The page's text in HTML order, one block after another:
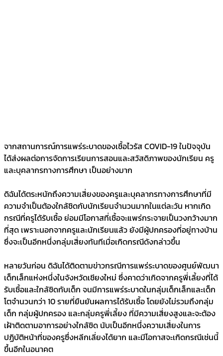
จากสถานการณ์การแพร่ระบาดของเชื้อไวรัส COVID-19 ในปัจจุบัน
ได้ส่งผลต่อการจัดการเรียนการสอนและสวัสดิภาพของนักเรียน ครู
และบุคลากรทางการศึกษา เป็นอย่างมาก
ดิฉันได้ตระหนักถึงความเสี่ยงของครูและบุคลากรทางการศึกษาที่มี
ความจำเป็นต้องใกล้ชิดกับนักเรียนจำนวนมากในแต่ละวัน หากเกิด
กรณีที่ครูได้รับเชื้อ ย่อมมีโอกาสที่เชื้อจะแพร่กระจายเป็นวงกว้างมาก
ที่สุด เพราะนอกจากครูและนักเรียนแล้ว ยังมีผู้ปกครองที่อยู่ทางบ้าน
ซึ่งจะเป็นอีกหนึ่งกลุ่มเสี่ยงทันทีเมื่อเกิดกรณีดังกล่าวขึ้น
หลายวันก่อน ดิฉันได้ติดตามข่าวกรณีการแพร่ระบาดของศูนย์พัฒนา
เด็กเล็กแห่งหนึ่งในจังหวัดเชียงใหม่ ซึ่งคาดว่าเกิดจากครูพี่เลี้ยงที่ได้
รับเชื้อและใกล้ชิดกับเด็ก จนมีการแพร่ระบาดในกลุ่มเด็กเล็กและเด็ก
โตจำนวนกว่า 10 รายที่ยืนยันผลการได้รับเชื้อ โดยยังไม่รวมถึงกลุ่ม
เด็ก กลุ่มผู้ปกครอง และกลุ่มครูพี่เลี้ยง ที่มีความเสี่ยงสูงและจะต้อง
เฝ้าติดตามอาการอย่างใกล้ชิด นับเป็นอีกหนึ่งความเสี่ยงในการ
ปฏิบัติหน้าที่ของครูซึ่งหลีกเลี่ยงได้ยาก และมีโอกาสจะเกิดกรณีเช่นนี้
ขึ้นอีกในอนาคต